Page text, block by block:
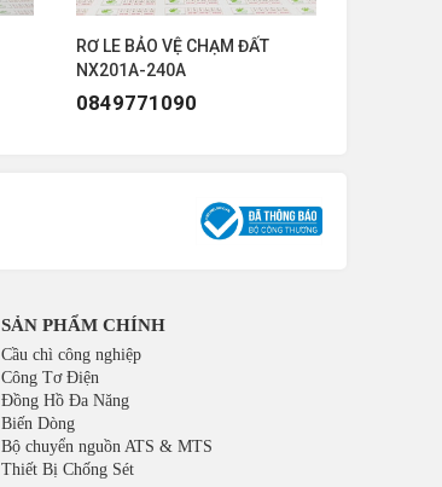
RƠ LE BẢO VỆ CHẠM ĐẤT
NX201A-240A
0849771090
SẢN PHẨM CHÍNH
Cầu chì công nghiệp
Công Tơ Điện
Đồng Hồ Đa Năng
Biến Dòng
Bộ chuyển nguồn ATS & MTS
Thiết Bị Chống Sét